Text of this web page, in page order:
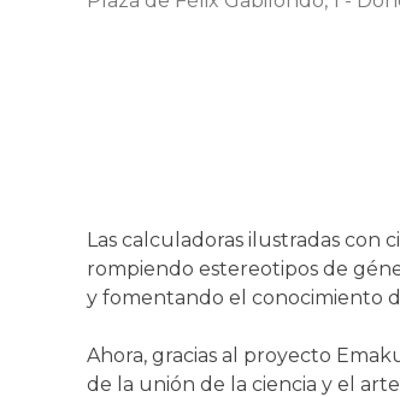
Las calculadoras ilustradas con
rompiendo estereotipos de
y fomentando el conocimiento
Ahora, gracias al proyecto
de la unión de la ciencia y el